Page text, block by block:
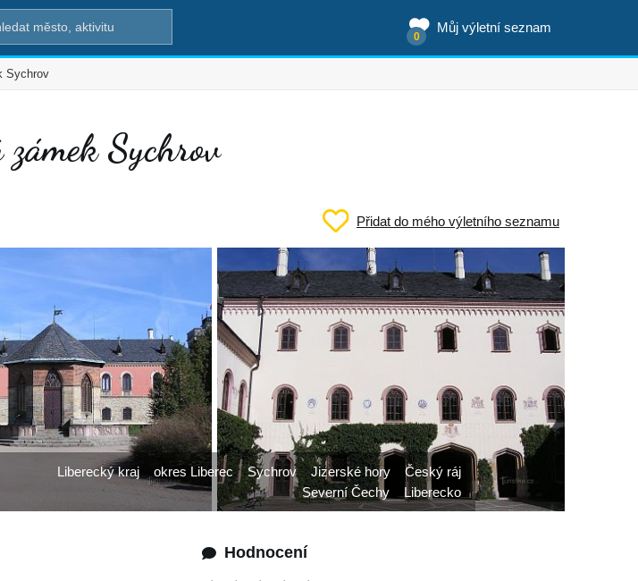
Můj výletní seznam
0
Sychrov
zámek Sychrov
Přidat do mého výletního seznamu
Hodnocení
Liberecký kraj okres Liberec Sychrov Jizerské hory
Český ráj
Severní Čechy
Liberecko